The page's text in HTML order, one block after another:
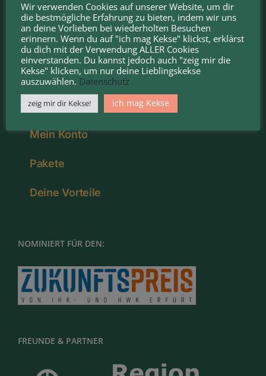
FÜR ARBEITGEBER
Login / Registrierung
Mein Konto
Pakete
Deine Vorteile
NOMINIERT FÜR DEN:
FREUNDE & PARTNER
Wir verwenden Cookies auf unserer Website, um dir
die bestmögliche Erfahrung zu bieten, indem wir uns
an deine Vorlieben bei wiederholten Besuchen
erinnern. Wenn du auf "ich mag Kekse" klickst, erklärst
du dich mit der Verwendung ALLER Cookies
einverstanden. Du kannst jedoch auch "zeig mir die
Kekse" klicken, um nur deine Lieblingskekse
auszuwählen. Datenschutz
zeig mir dir Kekse! ich mag Kekse